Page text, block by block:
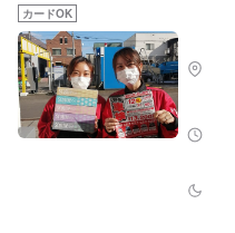
カードOK